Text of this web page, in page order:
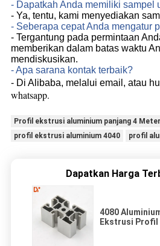
- Dapatkah Anda memiliki sampel
- Ya, tentu, kami menyediakan
- Seberapa cepat Anda mengatur
- Tergantung pada permintaan
memberikan dalam batas waktu
mendiskusikan.
- Apa sarana kontak terbaik?
- Di Alibaba, melalui email, atau
whatsapp.
Profil ekstrusi aluminium panjang 4 Meter
profil ekstrusi aluminium 4040
profil
Dapatkan Harga
4080
Ekstrusi Profil